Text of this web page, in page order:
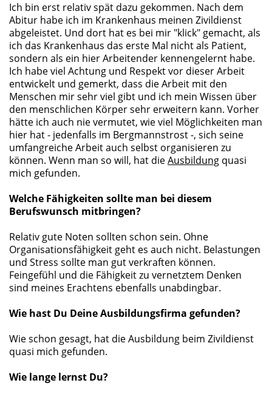
Ich bin erst relativ spät dazu gekommen. Nach dem
Abitur habe ich im Krankenhaus meinen Zivildienst
abgeleistet. Und dort hat es bei mir "klick" gemacht, als
ich das Krankenhaus das erste Mal nicht als Patient,
sondern als ein hier Arbeitender kennengelernt habe.
Ich habe viel Achtung und Respekt vor dieser Arbeit
entwickelt und gemerkt, dass die Arbeit mit den
Menschen mir sehr viel gibt und ich mein Wissen über
den menschlichen Körper sehr erweitern kann. Vorher
hätte ich auch nie vermutet, wie viel Möglichkeiten man
hier hat - jedenfalls im Bergmannstrost -, sich seine
umfangreiche Arbeit auch selbst organisieren zu
können. Wenn man so will, hat dieAusbildung quasi
mich gefunden.
Welche Fähigkeiten sollte man bei diesem
Berufswunsch mitbringen?
Relativ gute Noten sollten schon sein. Ohne
Organisationsfähigkeit geht es auch nicht. Belastungen
und Stress sollte man gut verkraften können.
Feingefühl und die Fähigkeit zu vernetztem Denken
sind meines Erachtens ebenfalls unabdingbar.
Wie hast Du Deine Ausbildungsfirma gefunden?
Wie schon gesagt, hat die Ausbildung beim Zivildienst
quasi mich gefunden.
Wie lange lernst Du?